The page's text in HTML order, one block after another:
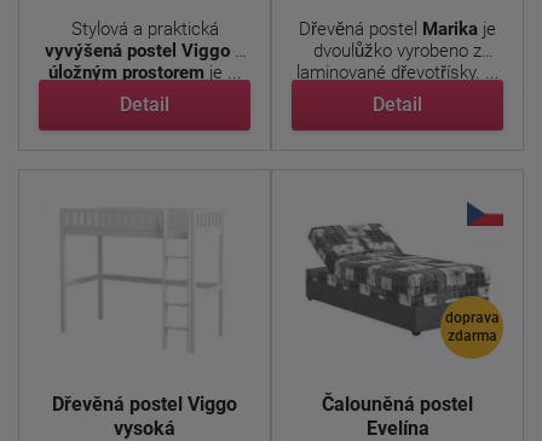
Stylová a praktická
vyvýšená postel Viggo s
úložným prostorem je ...
Detail
Dřevěná postel Marika je
dvoulůžko vyrobeno z
laminované dřevotřísky. ...
Detail
Dřevěná postel Viggo
vysoká
doprava
zdarma
Čalouněná postel
Evelína